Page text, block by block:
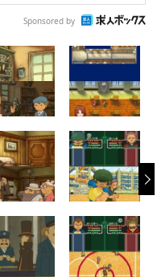
Sponsored by